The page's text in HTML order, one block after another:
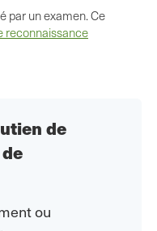
par un examen. Ce
reconnaissance
de
ou